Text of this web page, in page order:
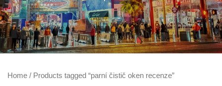
Home / Products tagged “parní čistič oken recenze”